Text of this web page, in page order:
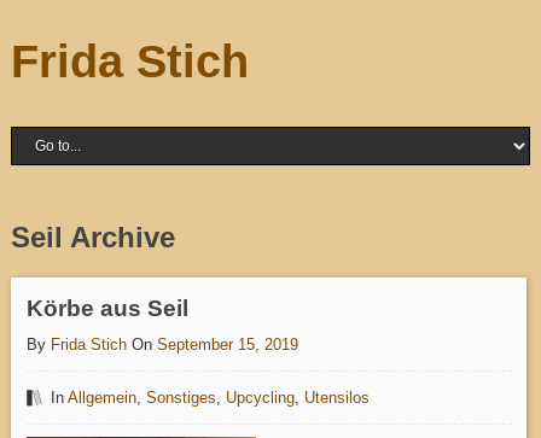
Frida Stich
Seil Archive
Körbe aus Seil
By Frida Stich On September 15, 2019
In Allgemein, Sonstiges Upcycling, Utensilos